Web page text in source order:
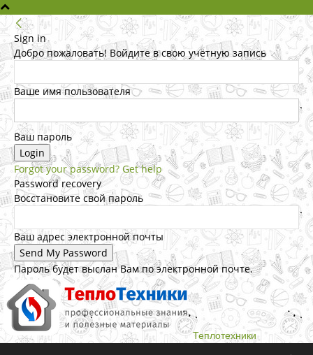
Sign in
Добро пожаловать! Войдите в свою учётную запись
Ваше имя пользователя
Ваш пароль
Forgot your password? Get help
Password recovery
Восстановите свой пароль
Ваш адрес электронной почты
Пароль будет выслан Вам по электронной почте.
Теплотехники